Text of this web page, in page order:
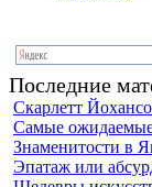
Последние
Скарлетт
Самые
Знаменитости в
Эпатаж или